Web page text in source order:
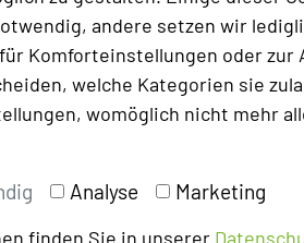
andere setzen wir
Komforteinstellungen oder
welche Kategorien sie
womöglich nicht mehr
Analyse Marketing
finden Sie in unserer
macht, das sind eben
indem sie Kommunikation
im Rückblick ein Lächeln
schon bei den
Kekse“-Kaffeepausen mit
„Freche Früchtchen“,
sein, dass sich keine